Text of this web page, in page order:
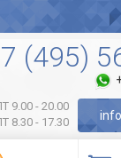
(495)
9.00 - 20.00
8.30 - 17.30